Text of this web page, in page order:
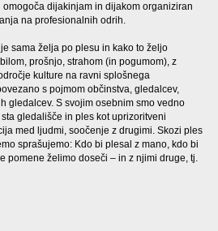
omogoča dijakinjam in dijakom organiziran
na profesionalnih odrih.
sama želja po plesu in kako to željo
prošnjo, strahom (in pogumom), z
kulture na ravni splošnega
s pojmom občinstva, gledalcev,
gledalcev. S svojim osebnim smo vedno
gledališče in ples kot uprizoritveni
med ljudmi, soočenje z drugimi. Skozi ples
sprašujemo: Kdo bi plesal z mano, kdo bi
pomene želimo doseči – in z njimi druge, tj.